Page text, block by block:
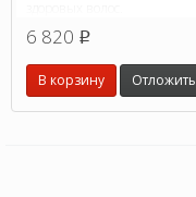
6 820 p
В корзину Отложить